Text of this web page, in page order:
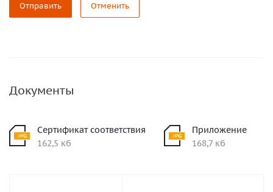
Отправить Отменить
Документы
Сертификат соответствия
162,5 кб
Приложение
168,7 кб